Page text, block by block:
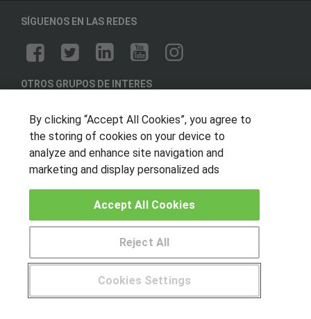
SÍGUENOS EN LAS REDES
OTROS GRUPOS DE INTERES
Hablemos de empleo
Locos por las becas
CENTROS DE FORMACIÓN
Canal ético
¿Tienes alguna duda? 900 264 357
By clicking “Accept All Cookies”, you agree to
the storing of cookies on your device to
analyze and enhance site navigation and
marketing and display personalized ads
Cookies Settings
Reject All
Accept All Cookies